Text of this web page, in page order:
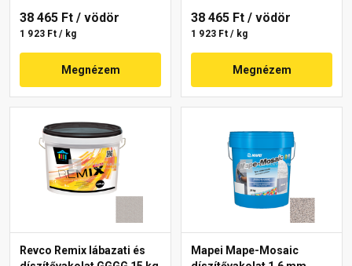
38 465 Ft / vödör
1 923 Ft / kg
Megnézem
38 465 Ft / vödör
1 923 Ft / kg
Megnézem
Revco Remix lábazati és
Mapei Mape-Mosaic